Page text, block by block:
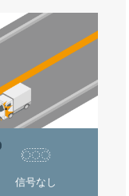
信号なし